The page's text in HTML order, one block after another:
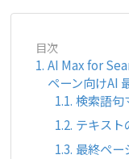
目次
AI Max for
ペーン向けAI
検索語句
テキスト
最終ペー